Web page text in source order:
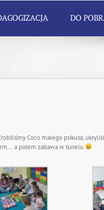
DO
Coco małego psikusa,
potem zabawa w tunelu